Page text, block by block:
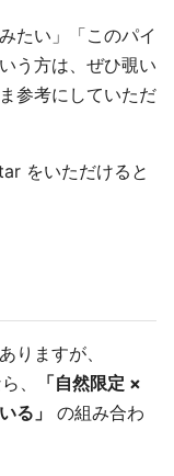
たい」「このパイ
う方は、ぜひ覗い
参考にしていただ
をいただけると
りますが、
、
「自然限定 ×
る」
の組み合わ